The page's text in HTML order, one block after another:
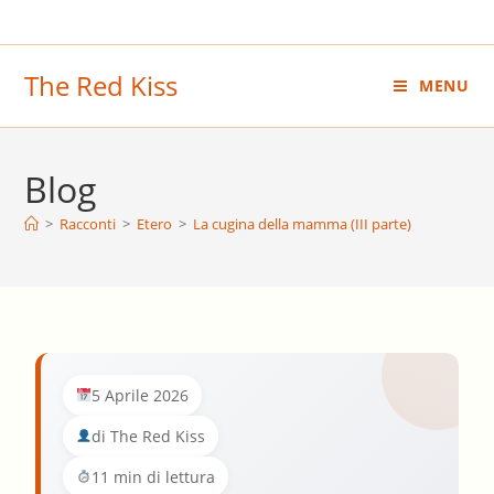
al
The Red Kiss MENU
Blog
> Racconti > Etero > La cugina della mamma (III parte)
5 Aprile 2026
di The Red Kiss
11 min di lettura